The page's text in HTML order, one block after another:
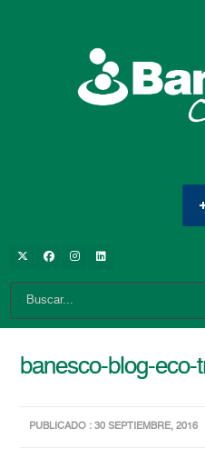
banesco-blog-eco-
PUBLICADO : 30 SEPTIEMBRE, 2016